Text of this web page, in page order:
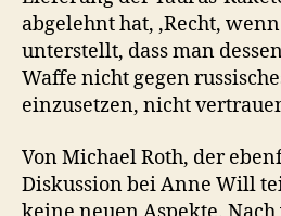
abgelehnt hat, ‚Recht,
unterstellt, dass man
Waffe nicht gegen
einzusetzen, nicht
Von Michael Roth, der
Diskussion bei Anne Will